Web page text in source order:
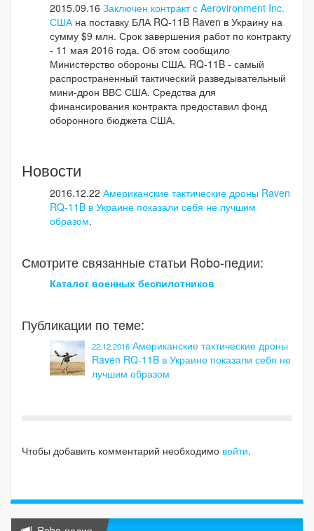
2015.09.16 Заключен контракт с Aerovironment Inc.
СШАна поставку БЛА RQ-11B Raven в Украину на
сумму $9 млн. Срок завершения работ по контракту
- 11 мая 2016 года. Об этом сообщило
Министерство обороны США. RQ-11B - самый
распространенный тактический разведывательный
мини-дрон ВВС США. Средства для
финансирования контракта предоставил фонд
оборонного бюджета США.
Новости
2016.12.22 Американские тактические дроны Raven
RQ-11B в Украине показали себя не лучшим
образом.
Смотрите связанные статьи Robo-педии:
Каталог военных беспилотников
Публикации по теме:
22.12.2016 Американские тактические дроны
Raven RQ-11B в Украине показали себя не
лучшим образом
Чтобы добавить комментарий необходимо войти.